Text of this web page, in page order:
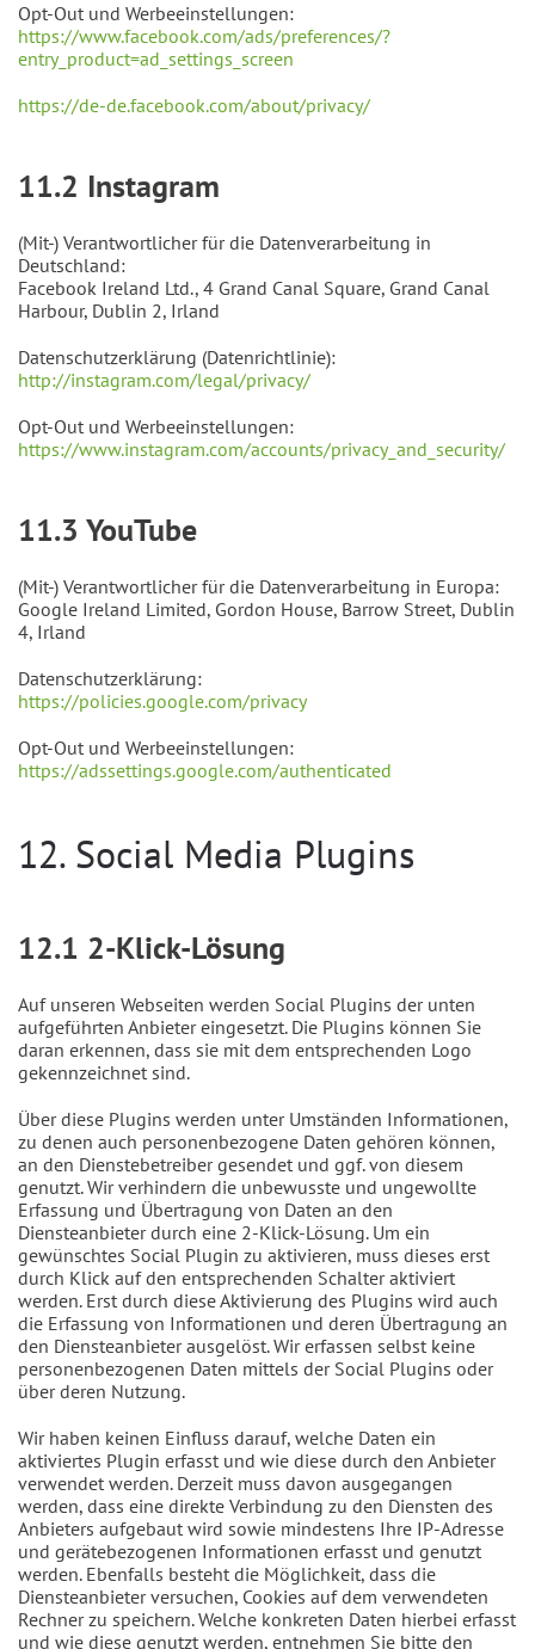
Opt-Out und Werbeeinstellungen:
https://www.facebook.com/ads/preferences/?
entry_product=ad_settings_screen
https://de-de.facebook.com/about/privacy/
11.2 Instagram
(Mit-) Verantwortlicher für die Datenverarbeitung in
Deutschland:
Facebook Ireland Ltd., 4 Grand Canal Square, Grand Canal
Harbour, Dublin 2, Irland
Datenschutzerklärung (Datenrichtlinie):
http://instagram.com/legal/privacy/
Opt-Out und Werbeeinstellungen:
https://www.instagram.com/accounts/privacy_and_security/
11.3 YouTube
(Mit-) Verantwortlicher für die Datenverarbeitung in Europa:
Google Ireland Limited, Gordon House, Barrow Street, Dublin
4, Irland
Datenschutzerklärung:
https://policies.google.com/privacy
Opt-Out und Werbeeinstellungen:
https://adssettings.google.com/authenticated
12. Social Media Plugins
12.1 2-Klick-Lösung
Auf unseren Webseiten werden Social Plugins der unten
aufgeführten Anbieter eingesetzt. Die Plugins können Sie
daran erkennen, dass sie mit dem entsprechenden Logo
gekennzeichnet sind.
Über diese Plugins werden unter Umständen Informationen,
zu denen auch personenbezogene Daten gehören können,
an den Dienstebetreiber gesendet und ggf. von diesem
genutzt. Wir verhindern die unbewusste und ungewollte
Erfassung und Übertragung von Daten an den
Diensteanbieter durch eine 2-Klick-Lösung. Um ein
gewünschtes Social Plugin zu aktivieren, muss dieses erst
durch Klick auf den entsprechenden Schalter aktiviert
werden. Erst durch diese Aktivierung des Plugins wird auch
die Erfassung von Informationen und deren Übertragung an
den Diensteanbieter ausgelöst. Wir erfassen selbst keine
personenbezogenen Daten mittels der Social Plugins oder
über deren Nutzung.
Wir haben keinen Einfluss darauf, welche Daten ein
aktiviertes Plugin erfasst und wie diese durch den Anbieter
verwendet werden. Derzeit muss davon ausgegangen
werden, dass eine direkte Verbindung zu den Diensten des
Anbieters aufgebaut wird sowie mindestens Ihre IP-Adresse
und gerätebezogenen Informationen erfasst und genutzt
werden. Ebenfalls besteht die Möglichkeit, dass die
Diensteanbieter versuchen, Cookies auf dem verwendeten
Rechner zu speichern. Welche konkreten Daten hierbei erfasst
und wie diese genutzt werden, entnehmen Sie bitte den